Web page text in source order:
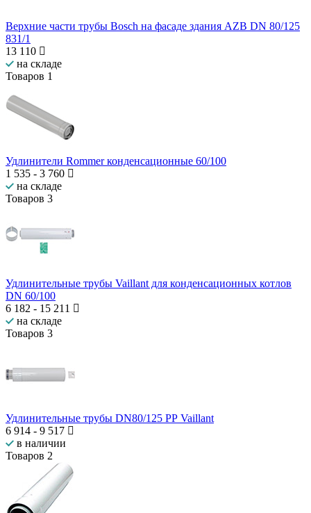
Верхние части трубы Bosch на фасаде здания AZB DN 80/125
831/1
13 110
на складе
Товаров 1
Удлинители Rommer конденсационные 60/100
1 535 - 3 760
на складе
Товаров 3
Удлинительные трубы Vaillant для конденсационных котлов
DN 60/100
6 182 - 15 211
на складе
Товаров 3
Удлинительные трубы DN80/125 РР Vaillant
6 914 - 9 517
в наличии
Товаров 2